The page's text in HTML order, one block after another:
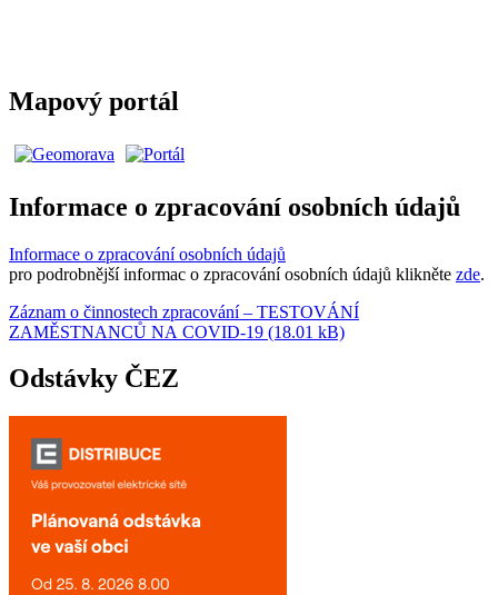
Mapový portál
Informace o zpracování osobních údajů
Informace o zpracování osobních údajů
pro podrobnější informac o zpracování osobních údajů klikněte zde.
Záznam o činnostech zpracování – TESTOVÁNÍ
ZAMĚSTNANCŮ NA COVID-19 (18.01 kB)
Odstávky ČEZ